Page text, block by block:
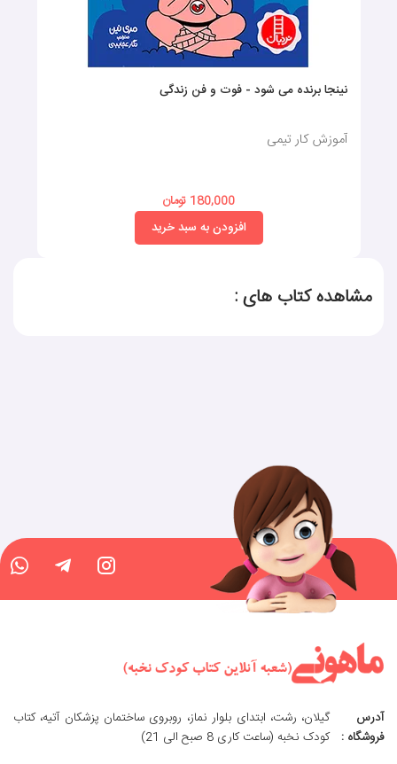
نینجا برنده می شود - فوت و فن زندگی
آموزش کار تیمی
180,000 تومان
افزودن به سبد خرید
مشاهده کتاب های :
آدرس
فروشگاه :
گیلان، رشت، ابتدای بلوار نماز، روبروی ساختمان پزشکان آتیه، کتاب
کودک نخبه (ساعت کاری 8 صبح الی 21)